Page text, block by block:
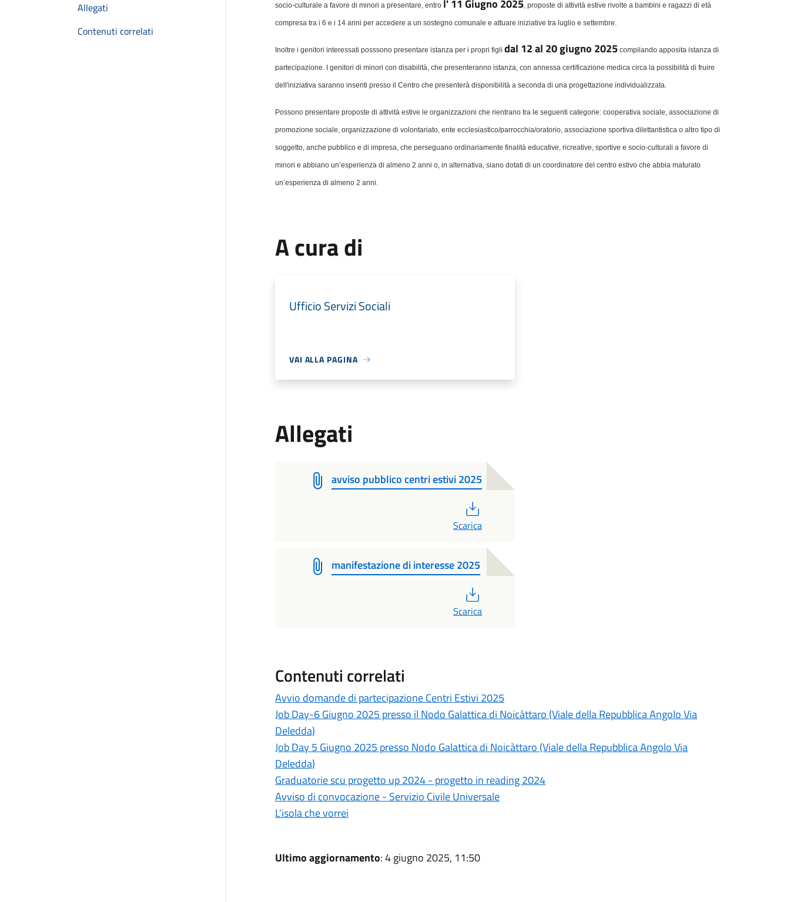
Allegati
Contenuti correlati
socio-culturale a favore di minori a presentare, entro l' 11 Giugno 2025, proposte di attività estive rivolte a bambini e ragazzi di età
compresa tra i 6 e i 14 anni per accedere a un sostegno comunale e attuare iniziative tra luglio e settembre.
Inoltre i genitori interessati posssono presentare istanza per i propri figli dal 12 al 20 giugno 2025compilando apposita istanza di
partecipazione. I genitori di minori con disabilità, che presenteranno istanza, con annessa certificazione medica circa la possibilità di fruire
dell'iniziativa saranno inseriti presso il Centro che presenterà disponibilità a seconda di una progettazione individualizzata.
Possono presentare proposte di attività estive le organizzazioni che rientrano tra le seguenti categorie: cooperativa sociale, associazione di
promozione sociale, organizzazione di volontariato, ente ecclesiastico/parrocchia/oratorio, associazione sportiva dilettantistica o altro tipo di
soggetto, anche pubblico e di impresa, che perseguano ordinariamente finalità educative, ricreative, sportive e socio-culturali a favore di
minori e abbiano un’esperienza di almeno 2 anni o, in alternativa, siano dotati di un coordinatore del centro estivo che abbia maturato
un’esperienza di almeno 2 anni.
A cura di
Ufficio Servizi Sociali
VAI ALLA PAGINA
Allegati
avviso pubblico centri estivi 2025
Scarica
manifestazione di interesse 2025
Scarica
Contenuti correlati
Avvio domande di partecipazione Centri Estivi 2025
Job Day-6 Giugno 2025 presso il Nodo Galattica di Noicàttaro (Viale della Repubblica Angolo Via
Deledda)
Job Day 5 Giugno 2025 presso Nodo Galattica di Noicàttaro (Viale della Repubblica Angolo Via
Deledda)
Graduatorie scu progetto up 2024 - progetto in reading 2024
Avviso di convocazione - Servizio Civile Universale
L'isola che vorrei
Ultimo aggiornamento: 4 giugno 2025, 11:50